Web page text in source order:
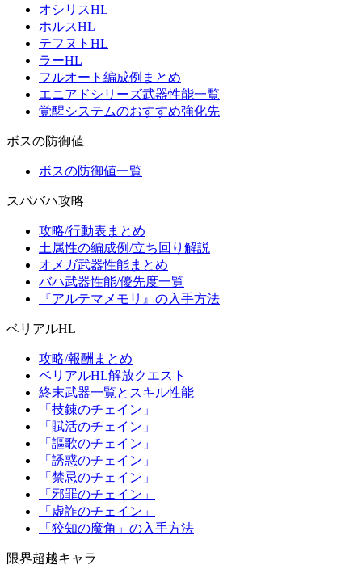
オシリスHL
ホルスHL
テフヌトHL
ラーHL
フルオート編成例まとめ
エニアドシリーズ武器性能一覧
覚醒システムのおすすめ強化先
ボスの防御値
ボスの防御値一覧
スパバハ攻略
攻略/行動表まとめ
土属性の編成例/立ち回り解説
オメガ武器性能まとめ
バハ武器性能/優先度一覧
『アルテマメモリ』の入手方法
ベリアルHL
攻略/報酬まとめ
ベリアルHL解放クエスト
終末武器一覧とスキル性能
「技錬のチェイン」
「賦活のチェイン」
「謳歌のチェイン」
「誘惑のチェイン」
「禁忌のチェイン」
「邪罪のチェイン」
「虚詐のチェイン」
「狡知の魔角」の入手方法
限界超越キャラ